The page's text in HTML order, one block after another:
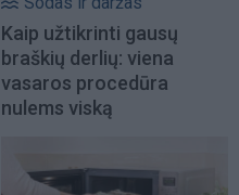
Kaip užtikrinti gausų
braškių derlių: viena
vasaros procedūra
nulems viską